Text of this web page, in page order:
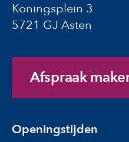
Koningsplein 3
5721 GJ Asten
Afspraak
Openingstijden